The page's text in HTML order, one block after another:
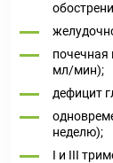
почечная
мл/мин);
дефицит
неделю);
I и III